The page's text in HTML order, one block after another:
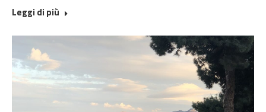
Leggi di più